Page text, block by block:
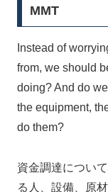
MMT
Instead of
from, we should
doing? And do
the equipment,
do them?
資金調達につい
る人、設備、原